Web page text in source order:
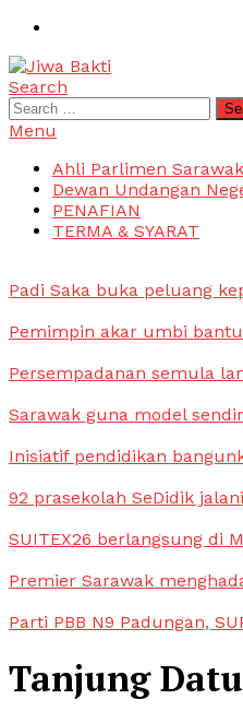
Skip
Content
Jiwa Bakti
Suara PBB Sarawak
Search
Search
for:
Menu
Ahli Parlimen Sarawak
Dewan Undangan
PENAFIAN
TERMA & SYARAT
Padi Saka buka peluang
Pemimpin akar umbi
Persempadanan semula
Sarawak guna model
Inisiatif pendidikan
92 prasekolah SeDidik
SUITEX26 berlangsung di
Premier Sarawak
Parti PBB N9 Padungan,
Tanjung